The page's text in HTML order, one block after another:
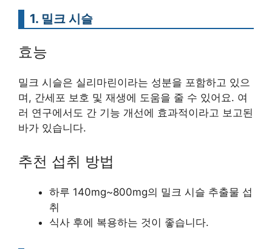
1. 밀크 시슬
효능
밀크 시슬은 실리마린이라는 성분을 포함하고 있으
며, 간세포 보호 및 재생에 도움을 줄 수 있어요. 여
러 연구에서도 간 기능 개선에 효과적이라고 보고된
바가 있습니다.
추천 섭취 방법
하루 140mg~800mg의 밀크 시슬 추출물 섭
취
식사 후에 복용하는 것이 좋습니다.